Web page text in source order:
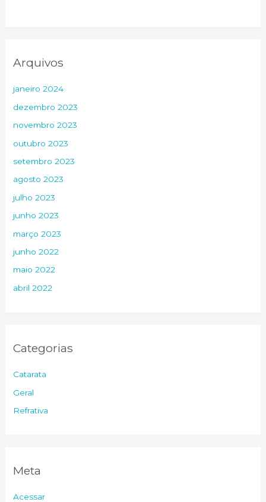
Arquivos
janeiro 2024
dezembro 2023
novembro 2023
outubro 2023
setembro 2023
agosto 2023
julho 2023
junho 2023
março 2023
junho 2022
maio 2022
abril 2022
Categorias
Catarata
Geral
Refrativa
Meta
Acessar